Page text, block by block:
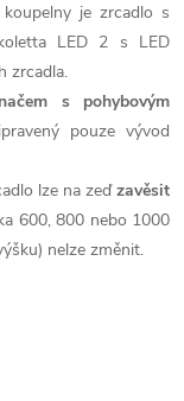
je zrcadlo s
LED 2 s LED
zrcadla.
s pohybovým
pouze vývod
lze na zeďzavěsit
600, 800 nebo 1000
nelze změnit.